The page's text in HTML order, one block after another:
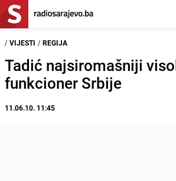
/ VIJESTI / REGIJA
Tadić najsiromašniji
funkcioner Srbije
11.06.10. 11:45